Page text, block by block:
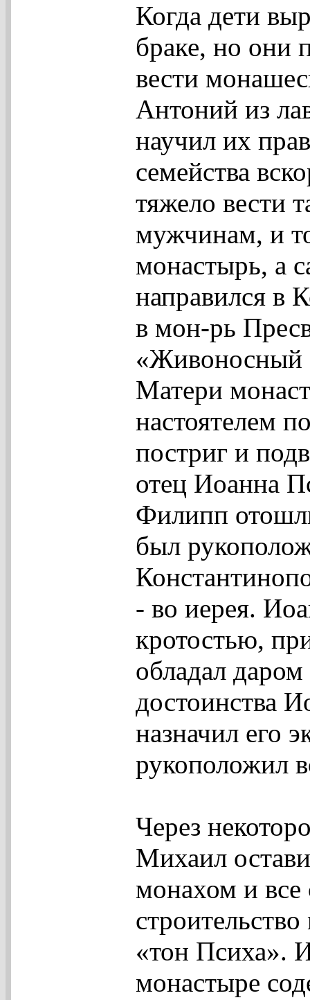
Когда дети
браке, но они
вести
Антоний из
научил их
семейства
тяжело вести
мужчинам, и
монастырь, а
направился в
в мон-рь
«Живоносный
Матери
настоятелем
постриг и
отец Иоанна
Филипп
был
- во иерея.
кротостью,
обладал
достоинства
назначил его
рукоположил
Через
Михаил
монахом и все
«тон Психа».
монастыре